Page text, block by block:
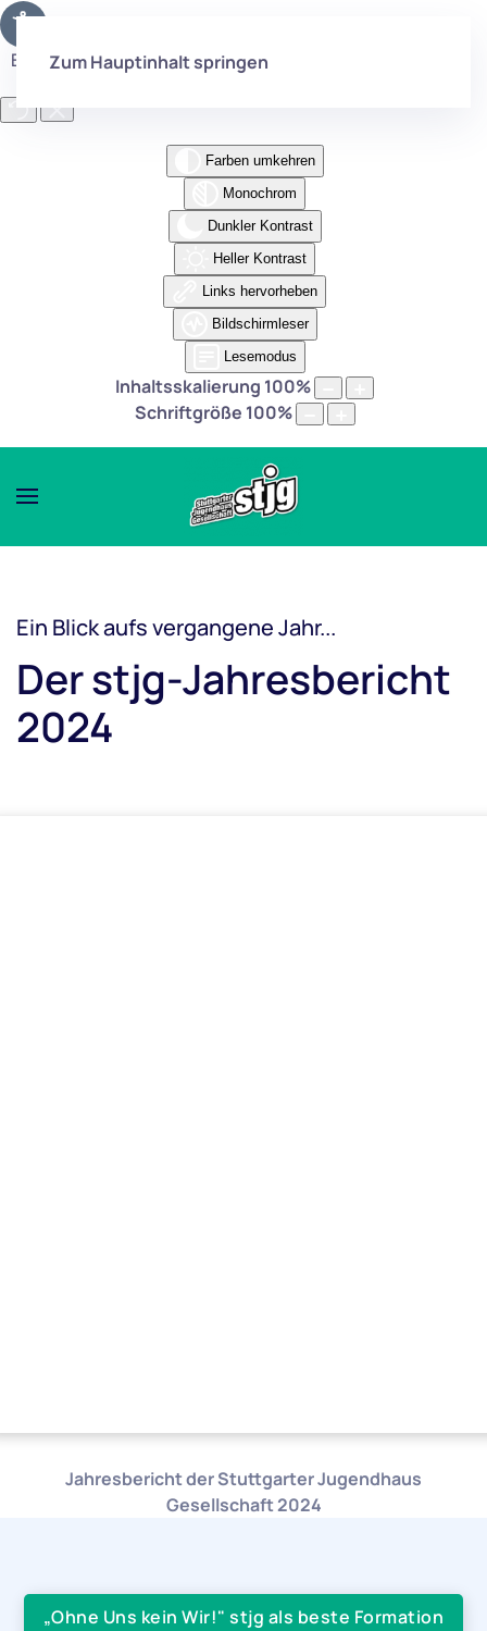
Eingabehilfen öffnen
Farben umkehren
Monochrom
Dunkler Kontrast
Heller Kontrast
Links hervorheben
Bildschirmleser
Lesemodus
Inhaltsskalierung 100%
Schriftgröße 100%
Zum Hauptinhalt springen
Ein Blick aufs vergangene Jahr...
Der stjg-Jahresbericht
2024
Jahresbericht der Stuttgarter Jugendhaus
Gesellschaft 2024
„Ohne Uns kein Wir!" stjg als beste Formation